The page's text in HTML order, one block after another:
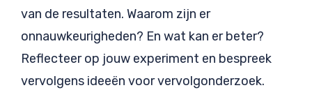
van de resultaten. Waarom zijn er
onnauwkeurigheden? En wat kan er beter?
Reflecteer op jouw experiment en bespreek
vervolgens ideeën voor vervolgonderzoek.